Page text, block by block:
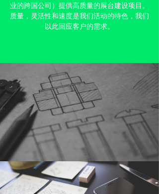
业的跨国公司）提供高质量的展台建设项目。
质量，灵活性和速度是我们活动的特色，我们
以此回应客户的需求。